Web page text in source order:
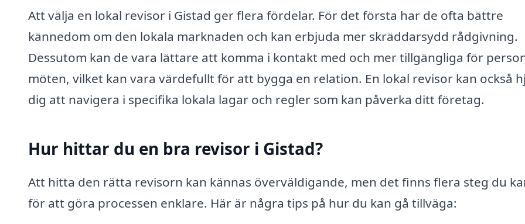
Att välja en lokal revisor i Gistad ger flera fördelar. För det första har de ofta bättre
kännedom om den lokala marknaden och kan erbjuda mer skräddarsydd rådgivning.
Dessutom kan de vara lättare att komma i kontakt med och mer tillgängliga för
möten, vilket kan vara värdefullt för att bygga en relation. En lokal revisor kan också
dig att navigera i specifika lokala lagar och regler som kan påverka ditt företag.
Hur hittar du en bra revisor i Gistad?
Att hitta den rätta revisorn kan kännas överväldigande, men det finns flera steg du
för att göra processen enklare. Här är några tips på hur du kan gå tillväga: